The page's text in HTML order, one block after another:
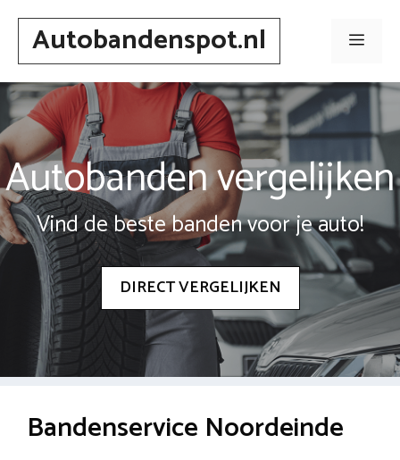
Spring
inhoudAutobandenspot.nl Menu
Autobanden vergelijken
Vind de beste banden voor je auto!
DIRECT VERGELIJKEN
Bandenservice Noordeinde